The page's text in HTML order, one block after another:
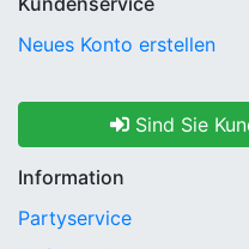
Neues Konto erstellen
Sind Sie
Information
Partyservice